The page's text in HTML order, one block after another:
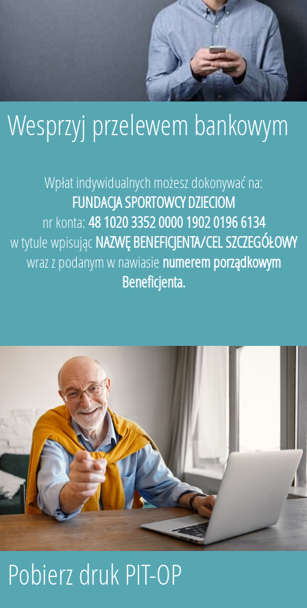
Wesprzyj przelewem bankowym
Wpłat indywidualnych możesz dokonywać na:
FUNDACJA SPORTOWCY DZIECIOM
nr konta: 48 1020 3352 0000 1902 0196 6134
w tytule wpisującNAZWĘ BENEFICJENTA/CEL SZCZEGÓŁOWY
wraz z podanym w nawiasie numerem porządkowym
Beneficjenta.
Pobierz druk PIT-OP